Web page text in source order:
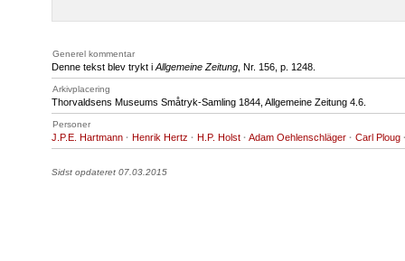
Generel kommentar
Denne tekst blev trykt i Allgemeine Zeitung , Nr. 156, p. 1248.
Arkivplacering
Thorvaldsens Museums Småtryk-Samling 1844, Allgemeine Zeitung 4.6.
Personer
J.P.E. Hartmann · Henrik Hertz · H.P. Holst · Adam Oehlenschläger · Carl Ploug
Sidst opdateret 07.03.2015